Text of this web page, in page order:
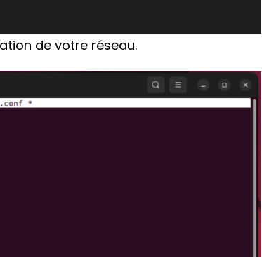
de votre réseau.